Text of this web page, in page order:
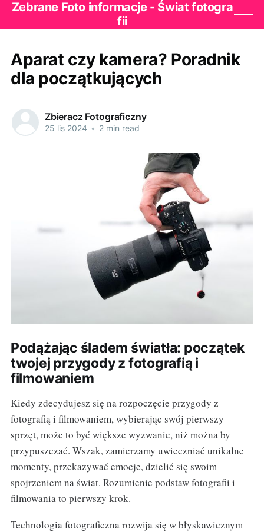
Zebrane Foto informacje - Świat fotogra
fii
Aparat czy kamera? Poradnik
dla początkujących
Zbieracz Fotograficzny
25 lis 2024 • 2 min read
Podążając śladem światła: początek
twojej przygody z fotografią i
filmowaniem
Kiedy zdecydujesz się na rozpoczęcie przygody z
fotografią i filmowaniem, wybierając swój pierwszy
sprzęt, może to być większe wyzwanie, niż można by
przypuszczać. Wszak, zamierzamy uwieczniać unikalne
momenty, przekazywać emocje, dzielić się swoim
spojrzeniem na świat. Rozumienie podstaw fotografii i
filmowania to pierwszy krok.
Technologia fotograficzna rozwija się w błyskawicznym